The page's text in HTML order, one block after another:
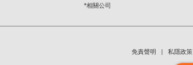
*相關公司
免責聲明 私隱政策